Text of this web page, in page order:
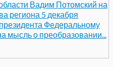
Вадим Потомский на
региона 5 декабря
Федеральному
мысль о преобразовании...